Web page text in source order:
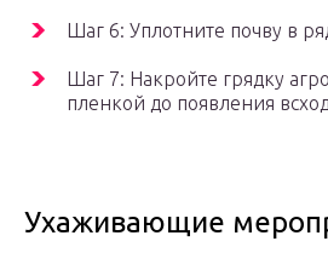
Шаг 6: Уплотните почву в
Шаг 7: Накройте грядку
пленкой до появления
Ухаживающие